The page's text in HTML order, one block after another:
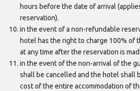
hours before the date of arrival
reservation).
in the event of a non-refundable
hotel has the right to charge 100% of
at any time after the reservation is
in the event of the non-arrival of the
shall be cancelled and the hotel shall
cost of the entire accommodation of